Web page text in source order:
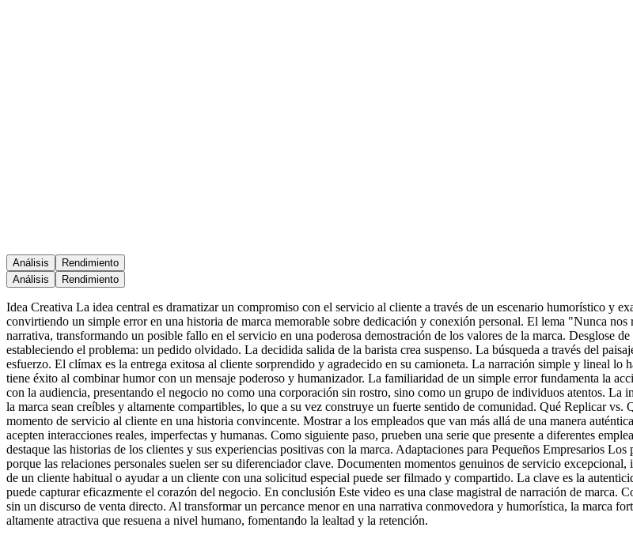
Análisis
Rendimiento
Análisis
Rendimiento
Idea Creativa La idea central es dramatizar un compromiso con el servicio al cliente a través de un escenario humorístico y
convirtiendo un simple error en una historia de marca memorable sobre dedicación y conexión personal. El lema "Nunca nos
narrativa, transformando un posible fallo en el servicio en una poderosa demostración de los valores de la marca. Desglose
estableciendo el problema: un pedido olvidado. La decidida salida de la barista crea suspenso. La búsqueda a través del
esfuerzo. El clímax es la entrega exitosa al cliente sorprendido y agradecido en su camioneta. La narración simple y lineal
tiene éxito al combinar humor con un mensaje poderoso y humanizador. La familiaridad de un simple error fundamenta la
con la audiencia, presentando el negocio no como una corporación sin rostro, sino como un grupo de individuos atentos. La
la marca sean creíbles y altamente compartibles, lo que a su vez construye un fuerte sentido de comunidad. Qué Replicar
momento de servicio al cliente en una historia convincente. Mostrar a los empleados que van más allá de una manera
acepten interacciones reales, imperfectas y humanas. Como siguiente paso, prueben una serie que presente a diferentes
destaque las historias de los clientes y sus experiencias positivas con la marca. Adaptaciones para Pequeños Empresarios
porque las relaciones personales suelen ser su diferenciador clave. Documenten momentos genuinos de servicio
de un cliente habitual o ayudar a un cliente con una solicitud especial puede ser filmado y compartido. La clave es la
puede capturar eficazmente el corazón del negocio. En conclusión Este video es una clase magistral de narración de
sin un discurso de venta directo. Al transformar un percance menor en una narrativa conmovedora y humorística, la marca
altamente atractiva que resuena a nivel humano, fomentando la lealtad y la retención.